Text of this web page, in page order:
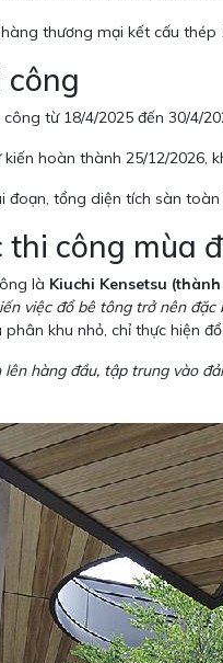
thương mại kết cấu
công
công từ 18/4/2025 đến 30/4/
kiến hoàn thành 25/12/2026,
đoạn, tổng diện tích sàn toàn
công mùa
là Kiuchi Kensetsu
việc đổ bê tông trở nên
khu nhỏ, chỉ thực hiện
hàng đầu, tập trung vào